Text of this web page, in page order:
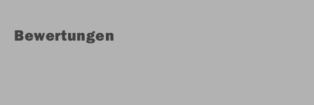
Bewertungen